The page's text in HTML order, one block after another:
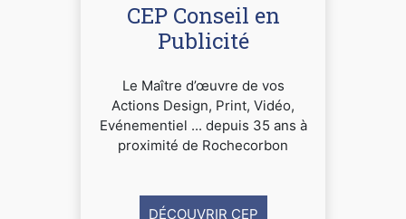
CEP Conseil en
Publicité
Le Maître d’œuvre de vos
Actions Design, Print, Vidéo,
Evénementiel ... depuis 35 ans à
proximité de Rochecorbon
DÉCOUVRIR CEP